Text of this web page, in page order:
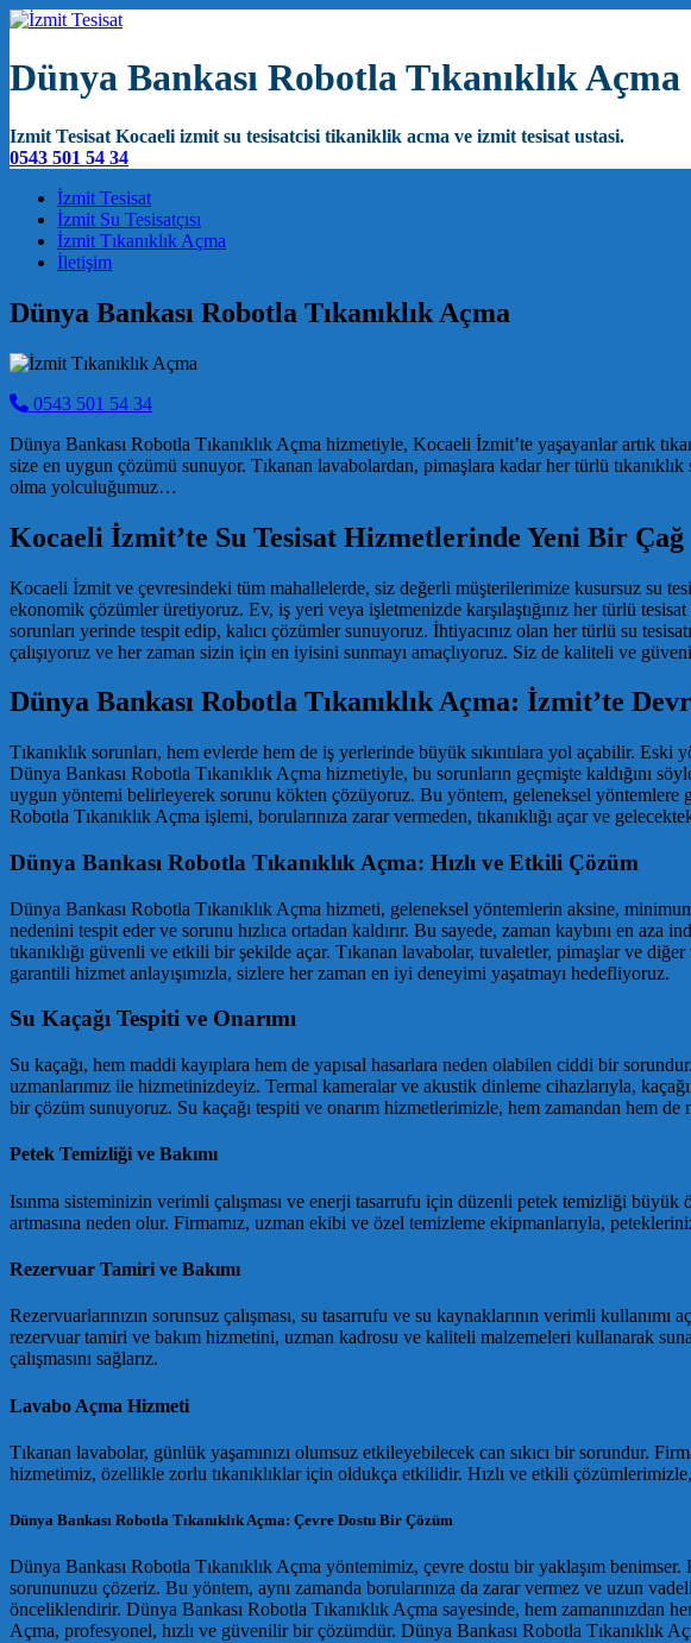
Dünya Bankası Robotla Tıkanıklık Açma
Izmit Tesisat Kocaeli izmit su tesisatcisi tikaniklik acma ve izmit tesisat ustasi.
0543 501 54 34
Main Navigation
İzmit Tesisat
İzmit Su Tesisatçısı
İzmit Tıkanıklık Açma
İletişim
Dünya Bankası Robotla Tıkanıklık Açma
0543 501 54 34
Dünya Bankası Robotla Tıkanıklık Açma hizmetiyle, Kocaeli İzmit’te yaşayanlar artık
size en uygun çözümü sunuyor. Tıkanan lavabolardan, pimaşlara kadar her türlü
olma yolculuğumuz…
Kocaeli İzmit’te Su Tesisat Hizmetlerinde Yeni Bir Çağ
Kocaeli İzmit ve çevresindeki tüm mahallelerde, siz değerli müşterilerimize kusursuz su
ekonomik çözümler üretiyoruz. Ev, iş yeri veya işletmenizde karşılaştığınız her türlü
sorunları yerinde tespit edip, kalıcı çözümler sunuyoruz. İhtiyacınız olan her türlü su
çalışıyoruz ve her zaman sizin için en iyisini sunmayı amaçlıyoruz. Siz de kaliteli ve
Dünya Bankası Robotla Tıkanıklık Açma: İzmit’te
Tıkanıklık sorunları, hem evlerde hem de iş yerlerinde büyük sıkıntılara yol açabilir.
Dünya Bankası Robotla Tıkanıklık Açma hizmetiyle, bu sorunların geçmişte kaldığını
uygun yöntemi belirleyerek sorunu kökten çözüyoruz. Bu yöntem, geleneksel yöntemlere
Robotla Tıkanıklık Açma işlemi, borularınıza zarar vermeden, tıkanıklığı açar ve
Dünya Bankası Robotla Tıkanıklık Açma: Hızlı ve Etkili Çözüm
Dünya Bankası Robotla Tıkanıklık Açma hizmeti, geleneksel yöntemlerin aksine,
nedenini tespit eder ve sorunu hızlıca ortadan kaldırır. Bu sayede, zaman kaybını en
tıkanıklığı güvenli ve etkili bir şekilde açar. Tıkanan lavabolar, tuvaletler, pimaşlar ve
garantili hizmet anlayışımızla, sizlere her zaman en iyi deneyimi yaşatmayı hedefliyoruz.
Su Kaçağı Tespiti ve Onarımı
Su kaçağı, hem maddi kayıplara hem de yapısal hasarlara neden olabilen ciddi bir
uzmanlarımız ile hizmetinizdeyiz. Termal kameralar ve akustik dinleme cihazlarıyla,
bir çözüm sunuyoruz. Su kaçağı tespiti ve onarım hizmetlerimizle, hem zamandan hem de
Petek Temizliği ve Bakımı
Isınma sisteminizin verimli çalışması ve enerji tasarrufu için düzenli petek temizliği
artmasına neden olur. Firmamız, uzman ekibi ve özel temizleme ekipmanlarıyla,
Rezervuar Tamiri ve Bakımı
Rezervuarlarınızın sorunsuz çalışması, su tasarrufu ve su kaynaklarının verimli kullanımı
rezervuar tamiri ve bakım hizmetini, uzman kadrosu ve kaliteli malzemeleri kullanarak
çalışmasını sağlarız.
Lavabo Açma Hizmeti
Tıkanan lavabolar, günlük yaşamınızı olumsuz etkileyebilecek can sıkıcı bir sorundur.
hizmetimiz, özellikle zorlu tıkanıklıklar için oldukça etkilidir. Hızlı ve etkili çözümlerimizle,
Dünya Bankası Robotla Tıkanıklık Açma: Çevre Dostu Bir Çözüm
Dünya Bankası Robotla Tıkanıklık Açma yöntemimiz, çevre dostu bir yaklaşım
sorununuzu çözeriz. Bu yöntem, aynı zamanda borularınıza da zarar vermez ve uzun
önceliklendirir. Dünya Bankası Robotla Tıkanıklık Açma sayesinde, hem zamanınızdan
Açma, profesyonel, hızlı ve güvenilir bir çözümdür. Dünya Bankası Robotla Tıkanıklık